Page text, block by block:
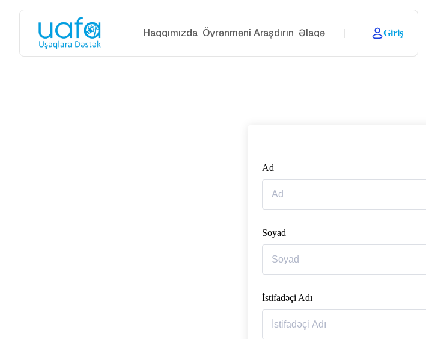
Haqqımızda Öyrənməni Araşdırın Əlaqə Giriş
Ad
Soyad
İstifadəçi Adı